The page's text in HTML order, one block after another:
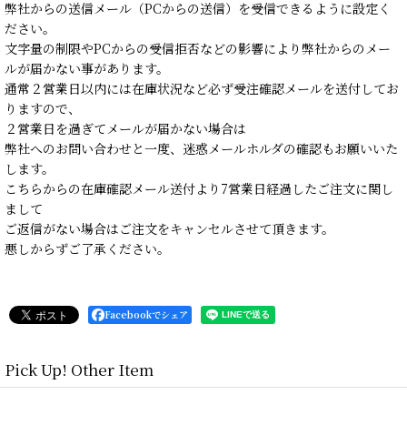
弊社からの送信メール（PCからの送信）を受信できるように設定く
ださい。
文字量の制限やPCからの受信拒否などの影響により弊社からのメー
ルが届かない事があります。
通常２営業日以内には在庫状況など必ず受注確認メールを送付してお
りますので、
２営業日を過ぎてメールが届かない場合は
弊社へのお問い合わせと一度、迷惑メールホルダの確認もお願いいた
します。
こちらからの在庫確認メール送付より7営業日経過したご注文に関し
まして
ご返信がない場合はご注文をキャンセルさせて頂きます。
悪しからずご了承ください。
Facebookでシェア
Pick Up! Other Item